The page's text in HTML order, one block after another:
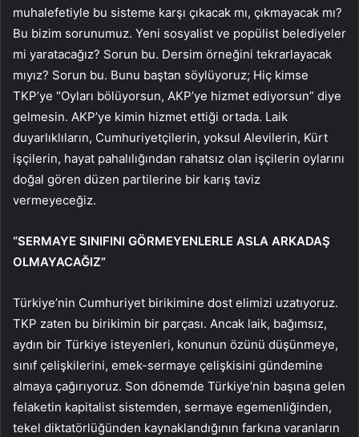
muhalefetiyle bu sisteme karşı çıkacak mı, çıkmayacak mı?
Bu bizim sorunumuz. Yeni sosyalist ve popülist belediyeler
mi yaratacağız? Sorun bu. Dersim örneğini tekrarlayacak
mıyız? Sorun bu. Bunu baştan söylüyoruz; Hiç kimse
TKP’ye “Oyları bölüyorsun, AKP’ye hizmet ediyorsun” diye
gelmesin. AKP’ye kimin hizmet ettiği ortada. Laik
duyarlıklıların, Cumhuriyetçilerin, yoksul Alevilerin, Kürt
işçilerin, hayat pahalılığından rahatsız olan işçilerin oylarını
doğal gören düzen partilerine bir karış taviz
vermeyeceğiz.
“SERMAYE SINIFINI GÖRMEYENLERLE ASLA ARKADAŞ
OLMAYACAĞIZ”
Türkiye’nin Cumhuriyet birikimine dost elimizi uzatıyoruz.
TKP zaten bu birikimin bir parçası. Ancak laik, bağımsız,
aydın bir Türkiye isteyenleri, konunun özünü düşünmeye,
sınıf çelişkilerini, emek-sermaye çelişkisini gündemine
almaya çağırıyoruz. Son dönemde Türkiye’nin başına gelen
felaketin kapitalist sistemden, sermaye egemenliğinden,
tekel diktatörlüğünden kaynaklandığının farkına varanların